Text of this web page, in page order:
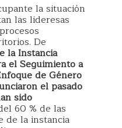
la situación
las lideresas
De
la Instancia
el Seguimiento a
de Género
el pasado
sido
60 % de las
de la instancia